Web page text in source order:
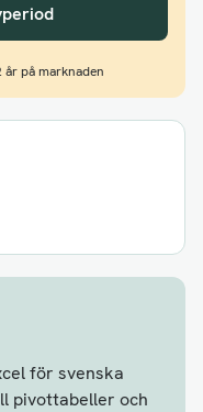
år på marknaden
för svenska
pivottabeller och